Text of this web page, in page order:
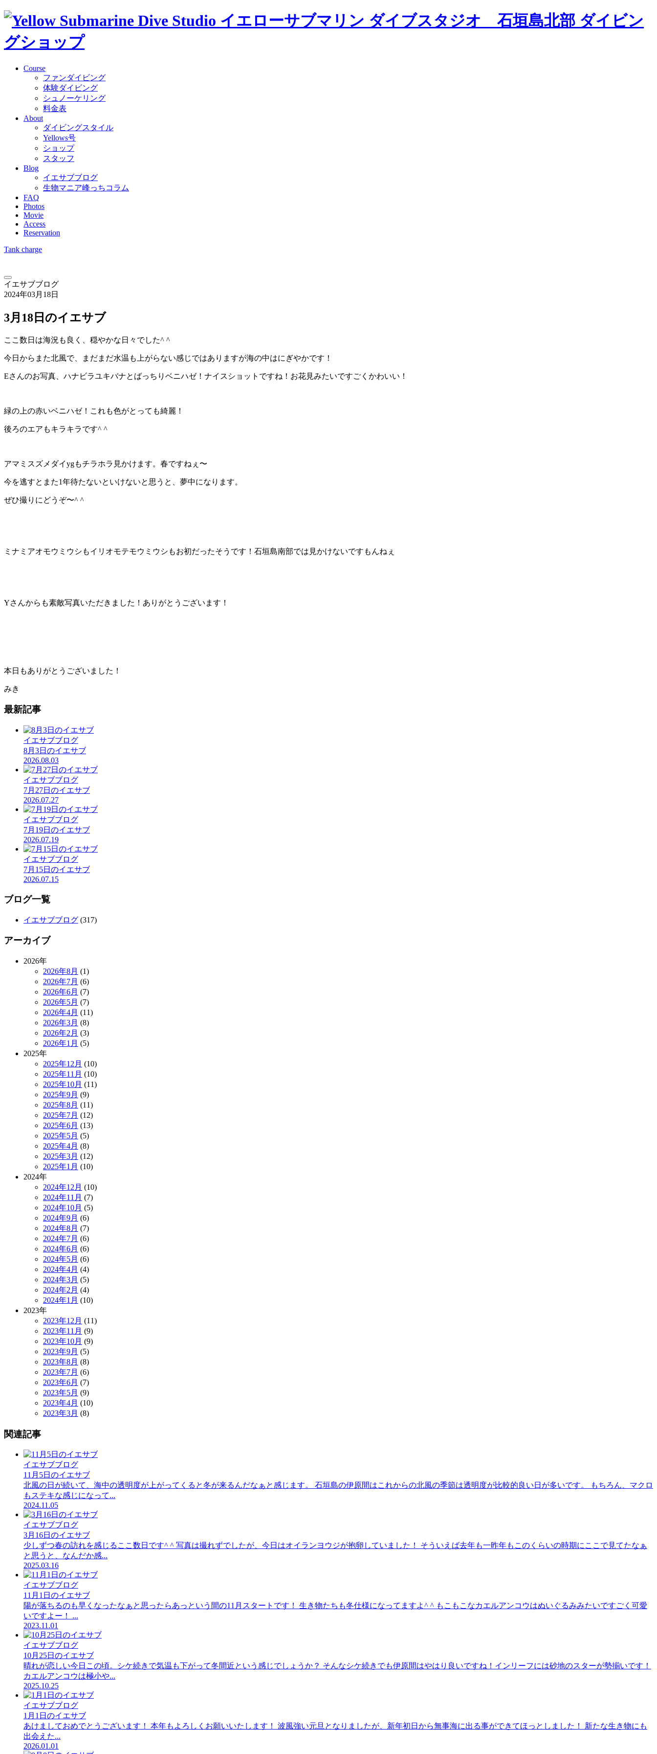
Course
ファンダイビング
体験ダイビング
シュノーケリング
料金表
About
ダイビングスタイル
Yellows号
ショップ
スタッフ
Blog
イエサブブログ
生物マニア峰っちコラム
FAQ
Photos
Movie
Access
Reservation
Tank charge
イエサブブログ
2024年03月18日
3月18日のイエサブ
ここ数日は海況も良く、穏やかな日々でした^ ^
今日からまた北風で、まだまだ水温も上がらない感じではありますが海の中はにぎやかです！
Eさんのお写真、ハナビラユキバナとばっちりベニハゼ！ナイスショットですね！お花見みたいですごくかわいい！
緑の上の赤いベニハゼ！これも色がとっても綺麗！
後ろのエアもキラキラです^ ^
アマミスズメダイygもチラホラ見かけます。春ですねぇ〜
今を逃すとまた1年待たないといけないと思うと、夢中になります。
ぜひ撮りにどうぞ〜^ ^
ミナミアオモウミウシもイリオモテモウミウシもお初だったそうです！石垣島南部では見かけないですもんねぇ
Yさんからも素敵写真いただきました！ありがとうございます！
本日もありがとうございました！
みき
最新記事
イエサブブログ
8月3日のイエサブ
2026.08.03
イエサブブログ
7月27日のイエサブ
2026.07.27
イエサブブログ
7月19日のイエサブ
2026.07.19
イエサブブログ
7月15日のイエサブ
2026.07.15
ブログ一覧
イエサブブログ (317)
アーカイブ
2026年
2026年8月 (1)
2026年7月 (6)
2026年6月 (7)
2026年5月 (7)
2026年4月 (11)
2026年3月 (8)
2026年2月 (3)
2026年1月 (5)
2025年
2025年12月 (10)
2025年11月 (10)
2025年10月 (11)
2025年9月 (9)
2025年8月 (11)
2025年7月 (12)
2025年6月 (13)
2025年5月 (5)
2025年4月 (8)
2025年3月 (12)
2025年1月 (10)
2024年
2024年12月 (10)
2024年11月 (7)
2024年10月 (5)
2024年9月 (6)
2024年8月 (7)
2024年7月 (6)
2024年6月 (6)
2024年5月 (6)
2024年4月 (4)
2024年3月 (5)
2024年2月 (4)
2024年1月 (10)
2023年
2023年12月 (11)
2023年11月 (9)
2023年10月 (9)
2023年9月 (5)
2023年8月 (8)
2023年7月 (6)
2023年6月 (7)
2023年5月 (9)
2023年4月 (10)
2023年3月 (8)
関連記事
イエサブブログ
11月5日のイエサブ
北風の日が続いて、海中の透明度が上がってくると冬が来るんだなぁと感じます。 石垣島の伊原間はこれからの北風の季節は透明度が比較的良い日が多いです。 もちろん、マクロ
もステキな感じになって...
2024.11.05
イエサブブログ
3月16日のイエサブ
少しずつ春の訪れを感じるここ数日です^ ^ 写真は撮れずでしたが、今日はオイランヨウジが抱卵していました！ そういえば去年も一昨年もこのくらいの時期にここで見てたなぁ
と思うと、なんだか感...
2025.03.16
イエサブブログ
11月1日のイエサブ
陽が落ちるのも早くなったなぁと思ったらあっという間の11月スタートです！ 生き物たちも冬仕様になってますよ^ ^ もこもこなカエルアンコウはぬいぐるみみたいですごく可愛
いですよー！ ...
2023.11.01
イエサブブログ
10月25日のイエサブ
晴れが恋しい今日この頃。シケ続きで気温も下がって冬間近という感じでしょうか？ そんなシケ続きでも伊原間はやはり良いですね！インリーフには砂地のスターが勢揃いです！
カエルアンコウは極小や...
2025.10.25
イエサブブログ
1月1日のイエサブ
あけましておめでとうございます！ 本年もよろしくお願いいたします！ 波風強い元旦となりましたが、新年初日から無事海に出る事ができてほっとしました！ 新たな生き物にも
出会えた...
2026.01.01